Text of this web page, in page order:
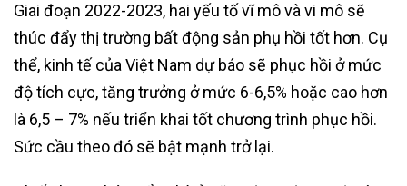
Giai đoạn 2022-2023, hai yếu tố vĩ mô và vi mô sẽ
thúc đẩy thị trường bất động sản phụ hồi tốt hơn. Cụ
thể, kinh tế của Việt Nam dự báo sẽ phục hồi ở mức
độ tích cực, tăng trưởng ở mức 6-6,5% hoặc cao hơn
là 6,5 – 7% nếu triển khai tốt chương trình phục hồi.
Sức cầu theo đó sẽ bật mạnh trở lại.